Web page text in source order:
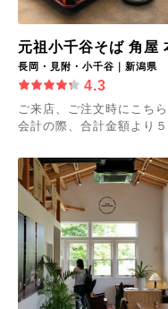
元祖小千谷そば 角屋
長岡・見附・小千谷｜新潟県
4.3
ご来店、ご注文時にこち
会計の際、合計金額より